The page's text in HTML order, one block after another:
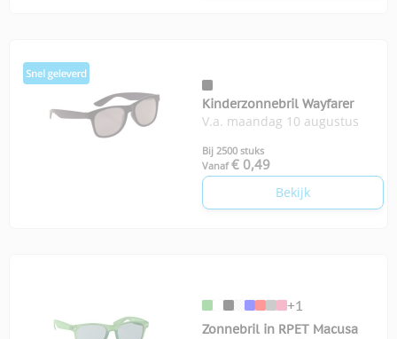
Kinderzonnebril Wayfarer
V.a. maandag 10 augustus
Bij 2500 stuks
Vanaf € 0,49
Bekijk
+1
Zonnebril in RPET Macusa